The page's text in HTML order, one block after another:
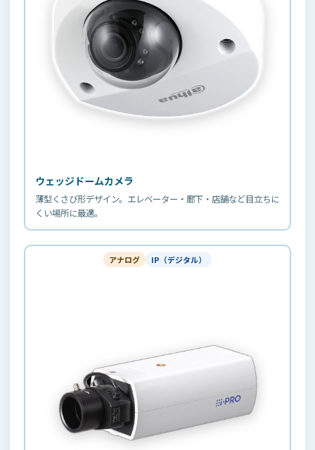
ウェッジドームカメラ
薄型くさび形デザイン。エレベーター・廊下・店舗など目立ちに
くい場所に最適。
アナログ IP（デジタル）